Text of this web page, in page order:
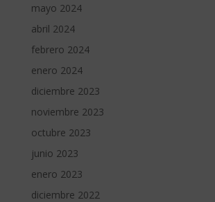
mayo 2024
abril 2024
febrero 2024
enero 2024
diciembre 2023
noviembre 2023
octubre 2023
junio 2023
enero 2023
diciembre 2022